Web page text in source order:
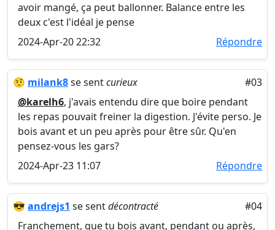
avoir mangé, ça peut ballonner. Balance entre les
deux c'est l'idéal je pense
2024-Apr-20 22:32
Répondre
🤨 milank8se sentcurieux
#03
@karelh6, j'avais entendu dire que boire pendant
les repas pouvait freiner la digestion. J'évite perso. Je
bois avant et un peu après pour être sûr. Qu'en
pensez-vous les gars?
2024-Apr-23 11:07
Répondre
😎 andrejs1 se sentdécontracté
#04
Franchement, que tu bois avant, pendant ou après,